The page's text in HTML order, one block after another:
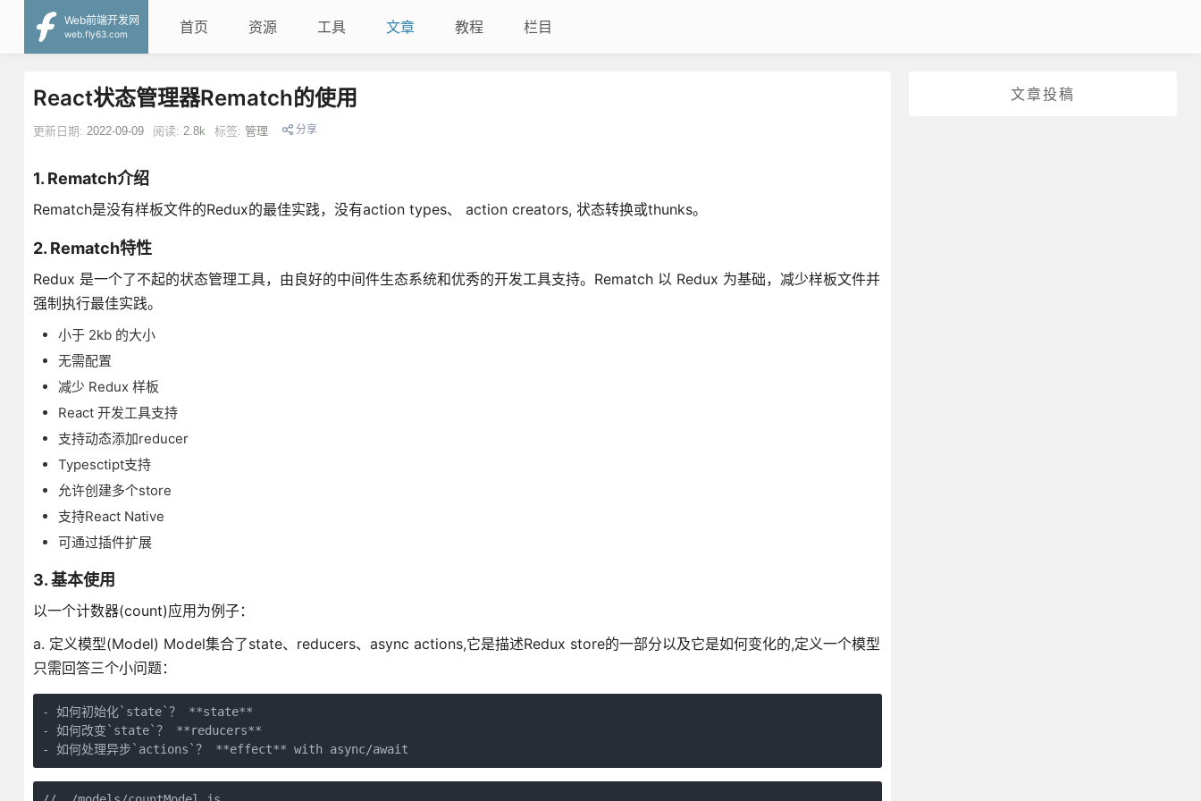
Web前端开发网
web.fly63.com
首页 资源 工具 文章 教程 栏目
文章投稿
React状态管理器Rematch的使用
更新日期: 2022-09-09 阅读: 2.8k 标签: 管理 分享
1. Rematch介绍
Rematch是没有样板文件的Redux的最佳实践，没有action types、 action creators, 状态转换或thunks。
2. Rematch特性
Redux 是一个了不起的状态管理工具，由良好的中间件生态系统和优秀的开发工具支持。Rematch 以 Redux 为基础，减少样板文件并
强制执行最佳实践。
小于 2kb 的大小
无需配置
减少 Redux 样板
React 开发工具支持
支持动态添加reducer
Typesctipt支持
允许创建多个store
支持React Native
可通过插件扩展
3. 基本使用
以一个计数器(count)应用为例子：
a. 定义模型(Model) Model集合了state、reducers、async actions,它是描述Redux store的一部分以及它是如何变化的,定义一个模型
只需回答三个小问题：
- 如何初始化`state`？ **state**
- 如何改变`state`？ **reducers**